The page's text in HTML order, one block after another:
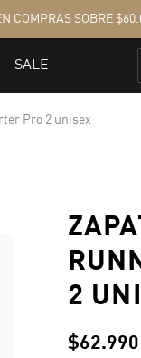
Pro 2 unisex
2
$62.990